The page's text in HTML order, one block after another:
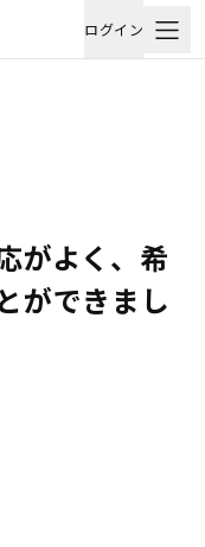
ログイン
がよく、希
ができまし